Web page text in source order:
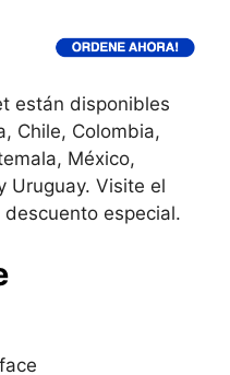
están disponibles
Chile, Colombia,
México,
Uruguay. Visite el
especial.